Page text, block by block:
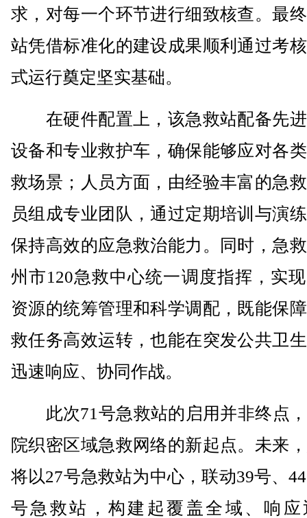
求，对每一个环节进行细致核查。最
站凭借标准化的建设成果顺利通过考
式运行奠定坚实基础。
在硬件配置上，该急救站配备先
设备和专业救护车，确保能够应对各
救场景；人员方面，由经验丰富的急
员组成专业团队，通过定期培训与演
保持高效的应急救治能力。同时，急
州市120急救中心统一调度指挥，实
资源的统筹管理和科学调配，既能保
救任务高效运转，也能在突发公共卫
迅速响应、协同作战。
此次71号急救站的启用并非终点
院织密区域急救网络的新起点。未来
将以27号急救站为中心，联动39号、
号急救站，构建起覆盖全域、响应